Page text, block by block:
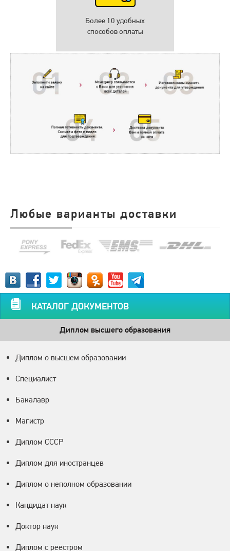
Более 10 удобных
способов оплаты
Любые варианты доставки
КАТАЛОГ ДОКУМЕНТОВ
Диплом высшего образования
Диплом о высшем образовании
Специалист
Бакалавр
Магистр
Диплом СССР
Диплом для иностранцев
Диплом о неполном образовании
Кандидат наук
Доктор наук
Диплом с реестром